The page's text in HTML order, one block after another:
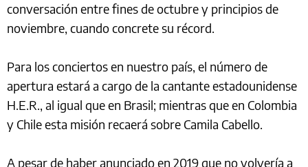
conversación entre fines de octubre y principios de
noviembre, cuando concrete su récord.
Para los conciertos en nuestro país, el número de
apertura estará a cargo de la cantante estadounidense
H.E.R., al igual que en Brasil; mientras que en Colombia
y Chile esta misión recaerá sobre Camila Cabello.
A pesar de haber anunciado en 2019 que no volvería a